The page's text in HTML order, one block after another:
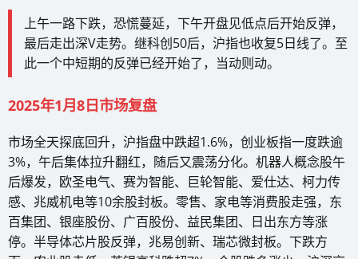
上午一路下跌，恐慌蔓延，下午开盘见低点后开始反弹，
最后走出深V走势。继科创50后，沪指也收复5日线了。至
此一个中短期的反弹已经开始了，当动则动。
2025年1月8日市场复盘
市场全天探底回升，沪指盘中跌超1.6%，创业板指一度跌逾
3%，午后集体拉升翻红，随后又震荡分化。机器人概念股午
后爆发，欧圣电气、赛为智能、巨轮智能、爱仕达、柯力传
感、兆威机电等10余股封板。零售、家电等消费股走强，东
百集团、银座股份、广百股份、益民集团、日出东方等涨
停。半导体芯片股反弹，兆易创新、瑞芯微封板。下跌方